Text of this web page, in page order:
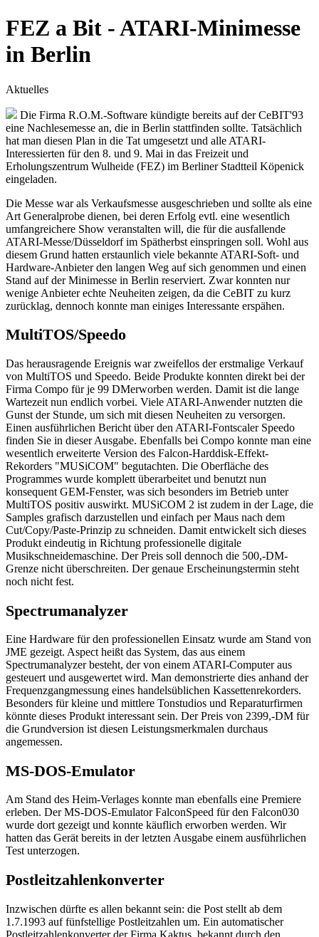
FEZ a Bit - ATARI-Minimesse
in Berlin
Aktuelles
Die Firma R.O.M.-Software kündigte bereits auf der CeBIT'93
eine Nachlesemesse an, die in Berlin stattfinden sollte. Tatsächlich
hat man diesen Plan in die Tat umgesetzt und alle ATARI-
Interessierten für den 8. und 9. Mai in das Freizeit und
Erholungszentrum Wulheide (FEZ) im Berliner Stadtteil Köpenick
eingeladen.
Die Messe war als Verkaufsmesse ausgeschrieben und sollte als eine
Art Generalprobe dienen, bei deren Erfolg evtl. eine wesentlich
umfangreichere Show veranstalten will, die für die ausfallende
ATARI-Messe/Düsseldorf im Spätherbst einspringen soll. Wohl aus
diesem Grund hatten erstaunlich viele bekannte ATARI-Soft- und
Hardware-Anbieter den langen Weg auf sich genommen und einen
Stand auf der Minimesse in Berlin reserviert. Zwar konnten nur
wenige Anbieter echte Neuheiten zeigen, da die CeBIT zu kurz
zurücklag, dennoch konnte man einiges Interessante erspähen.
MultiTOS/Speedo
Das herausragende Ereignis war zweifellos der erstmalige Verkauf
von MultiTOS und Speedo. Beide Produkte konnten direkt bei der
Firma Compo für je 99 DMerworben werden. Damit ist die lange
Wartezeit nun endlich vorbei. Viele ATARI-Anwender nutzten die
Gunst der Stunde, um sich mit diesen Neuheiten zu versorgen.
Einen ausführlichen Bericht über den ATARI-Fontscaler Speedo
finden Sie in dieser Ausgabe. Ebenfalls bei Compo konnte man eine
wesentlich erweiterte Version des Falcon-Harddisk-Effekt-
Rekorders "MUSiCOM" begutachten. Die Oberfläche des
Programmes wurde komplett überarbeitet und benutzt nun
konsequent GEM-Fenster, was sich besonders im Betrieb unter
MultiTOS positiv auswirkt. MUSiCOM 2 ist zudem in der Lage, die
Samples grafisch darzustellen und einfach per Maus nach dem
Cut/Copy/Paste-Prinzip zu schneiden. Damit entwickelt sich dieses
Produkt eindeutig in Richtung professionelle digitale
Musikschneidemaschine. Der Preis soll dennoch die 500,-DM-
Grenze nicht überschreiten. Der genaue Erscheinungstermin steht
noch nicht fest.
Spectrumanalyzer
Eine Hardware für den professionellen Einsatz wurde am Stand von
JME gezeigt. Aspect heißt das System, das aus einem
Spectrumanalyzer besteht, der von einem ATARI-Computer aus
gesteuert und ausgewertet wird. Man demonstrierte dies anhand der
Frequenzgangmessung eines handelsüblichen Kassettenrekorders.
Besonders für kleine und mittlere Tonstudios und Reparaturfirmen
könnte dieses Produkt interessant sein. Der Preis von 2399,-DM für
die Grundversion ist diesen Leistungsmerkmalen durchaus
angemessen.
MS-DOS-Emulator
Am Stand des Heim-Verlages konnte man ebenfalls eine Premiere
erleben. Der MS-DOS-Emulator FalconSpeed für den Falcon030
wurde dort gezeigt und konnte käuflich erworben werden. Wir
hatten das Gerät bereits in der letzten Ausgabe einem ausführlichen
Test unterzogen.
Postleitzahlenkonverter
Inzwischen dürfte es allen bekannt sein: die Post stellt ab dem
1.7.1993 auf fünfstellige Postleitzahlen um. Ein automatischer
Postleitzahlenkonverter der Firma Kaktus, bekannt durch den